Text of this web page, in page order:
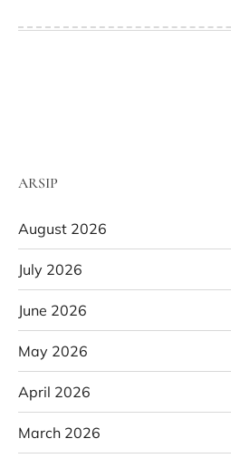
ARSIP
August 2026
July 2026
June 2026
May 2026
April 2026
March 2026